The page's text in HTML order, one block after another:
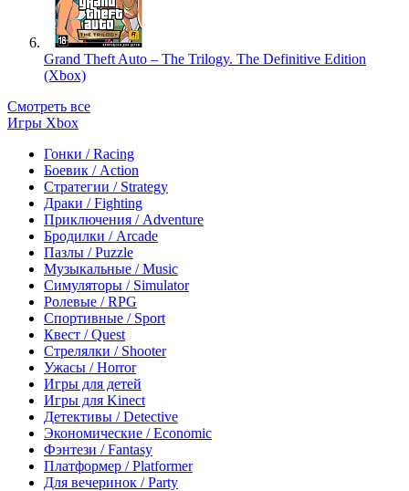
Grand Theft Auto – The Trilogy. The Definitive Edition
(Xbox)
Смотреть все
Игры Xbox
Гонки / Racing
Боевик / Action
Стратегии / Strategy
Драки / Fighting
Приключения / Adventure
Бродилки / Arcade
Пазлы / Puzzle
Музыкальные / Music
Симуляторы / Simulator
Ролевые / RPG
Спортивные / Sport
Квест / Quest
Стрелялки / Shooter
Ужасы / Horror
Игры для детей
Игры для Kinect
Детективы / Detective
Экономические / Economic
Фэнтези / Fantasy
Платформер / Platformer
Для вечеринок / Party